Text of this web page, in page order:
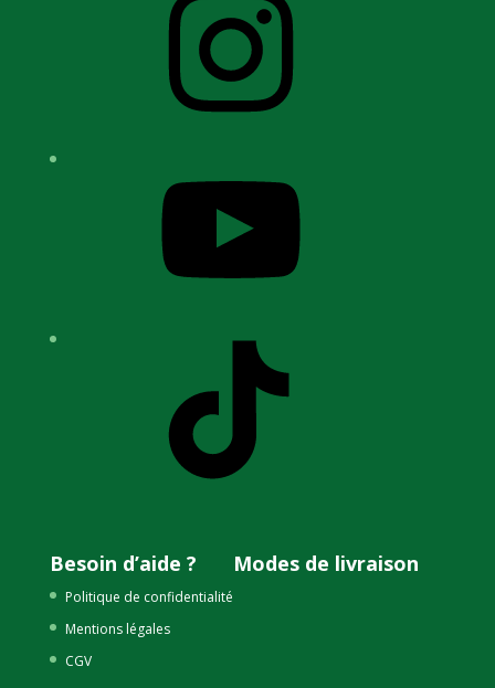
Besoin d’aide ?
Politique de confidentialité
Mentions légales
CGV
Modes de livraison